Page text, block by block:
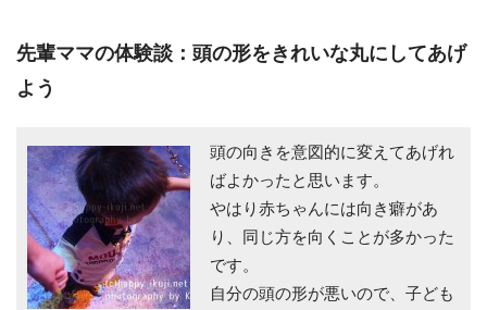
先輩ママの体験談：頭の形をきれいな丸にしてあげ
よう
頭の向きを意図的に変えてあげれ
ばよかったと思います。
やはり赤ちゃんには向き癖があ
り、同じ方を向くことが多かった
です。
自分の頭の形が悪いので、子ども